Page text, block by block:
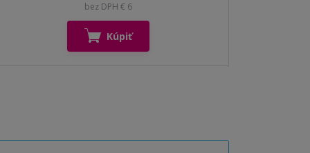
bez DPH € 6
Kúpiť